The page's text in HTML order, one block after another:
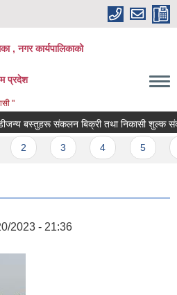
, नगर कार्यपालिकाको
प्रदेश
"
बस्तुहरू संकलन बिक्री तथा निकासी शुल्क
2023 - 21:36